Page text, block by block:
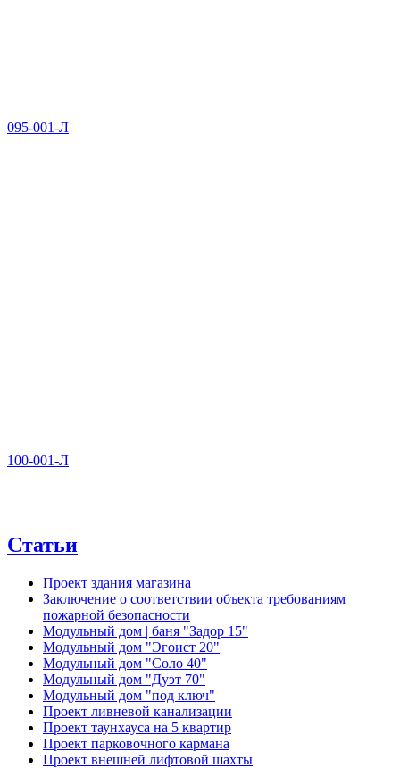
095-001-Л
100-001-Л
Статьи
Проект здания магазина
Заключение о соответствии объекта требованиям
пожарной безопасности
Модульный дом | баня "Задор 15"
Модульный дом "Эгоист 20"
Модульный дом "Соло 40"
Модульный дом "Дуэт 70"
Модульный дом "под ключ"
Проект ливневой канализации
Проект таунхауса на 5 квартир
Проект парковочного кармана
Проект внешней лифтовой шахты